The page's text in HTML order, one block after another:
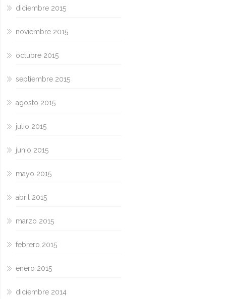
diciembre 2015
noviembre 2015
octubre 2015
septiembre 2015
agosto 2015
julio 2015
junio 2015
mayo 2015
abril 2015
marzo 2015
febrero 2015
enero 2015
diciembre 2014